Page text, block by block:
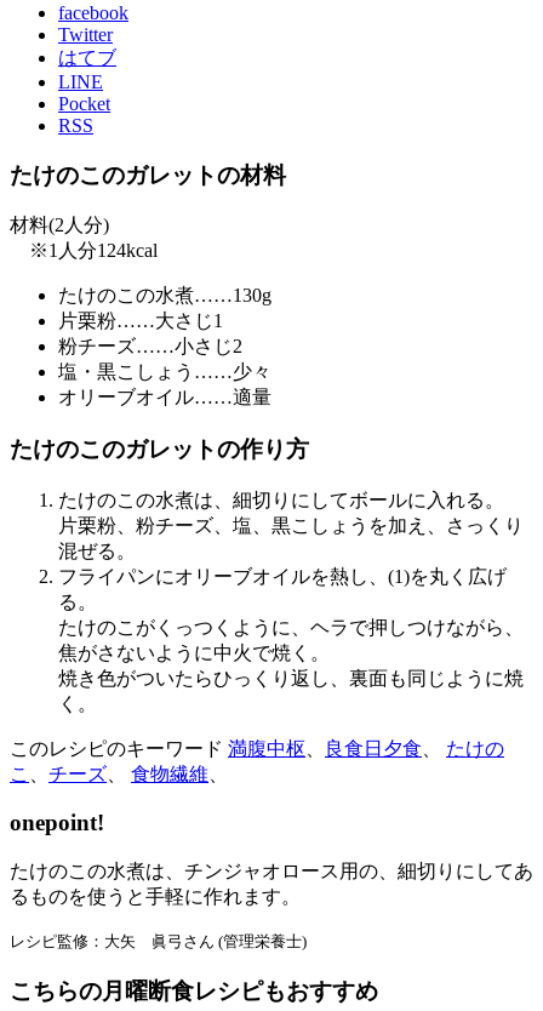
facebook
Twitter
はてブ
LINE
Pocket
RSS
たけのこのガレットの材料
材料(2人分)
※1人分124kcal
たけのこの水煮……130g
片栗粉……大さじ1
粉チーズ……小さじ2
塩・黒こしょう……少々
オリーブオイル……適量
たけのこのガレットの作り方
たけのこの水煮は、細切りにしてボールに入れる。
片栗粉、粉チーズ、塩、黒こしょうを加え、さっくり
混ぜる。
フライパンにオリーブオイルを熱し、(1)を丸く広げ
る。
たけのこがくっつくように、ヘラで押しつけながら、
焦がさないように中火で焼く。
焼き色がついたらひっくり返し、裏面も同じように焼
く。
このレシピのキーワード 満腹中枢 良食日夕食
たけの
こ
チーズ 食物繊維
onepoint!
たけのこの水煮は、チンジャオロース用の、細切りにしてあ
るものを使うと手軽に作れます。
レシピ監修：大矢 眞弓さん (管理栄養士)
こちらの月曜断食レシピもおすすめ